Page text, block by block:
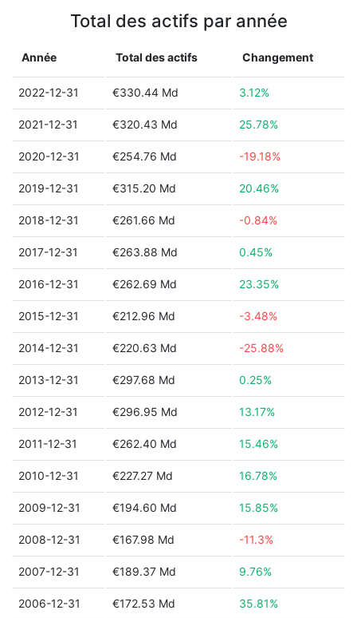
Total des actifs par année
Année Total des actifs Changement
2022-12-31 €330.44 Md 3.12%
2021-12-31 €320.43 Md 25.78%
2020-12-31 €254.76 Md -19.18%
2019-12-31 €315.20 Md 20.46%
2018-12-31 €261.66 Md -0.84%
2017-12-31 €263.88 Md 0.45%
2016-12-31 €262.69 Md 23.35%
2015-12-31 €212.96 Md -3.48%
2014-12-31 €220.63 Md -25.88%
2013-12-31 €297.68 Md 0.25%
2012-12-31 €296.95 Md 13.17%
2011-12-31 €262.40 Md 15.46%
2010-12-31 €227.27 Md 16.78%
2009-12-31 €194.60 Md 15.85%
2008-12-31 €167.98 Md -11.3%
2007-12-31 €189.37 Md 9.76%
2006-12-31 €172.53 Md 35.81%